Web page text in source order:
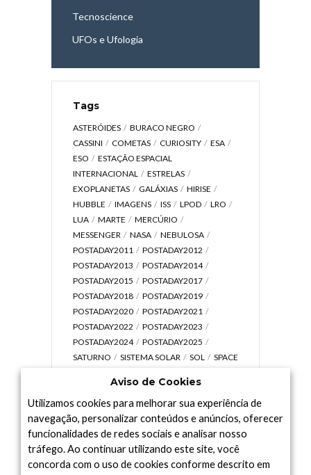
Tecnoscience
UFOs e Ufologia
Tags
ASTERÓIDES
BURACO NEGRO
CASSINI
COMETAS CURIOSITY
ESA
ESO
ESTAÇÃO ESPACIAL
INTERNACIONAL
ESTRELAS
EXOPLANETAS
GALÁXIAS
HIRISE
HUBBLE
IMAGENS ISS LPOD
LRO
LUA
MARTE
MERCÚRIO
MESSENGER
NASA
NEBULOSA
POSTADAY2011
POSTADAY2012
POSTADAY2013
POSTADAY2014
POSTADAY2015
POSTADAY2017
POSTADAY2018
POSTADAY2019
POSTADAY2020
POSTADAY2021
POSTADAY2022
POSTADAY2023
POSTADAY2024
POSTADAY2025
SATURNO
SISTEMA SOLAR SOL
SPACE
UNIVERSO
VÍDEO
Arquivo
Aviso de Cookies
Utilizamos cookies para melhorar sua experiência de
navegação, personalizar conteúdos e anúncios, oferecer
funcionalidades de redes sociais e analisar nosso
tráfego. Ao continuar utilizando este site, você
concorda com o uso de cookies conforme descrito em